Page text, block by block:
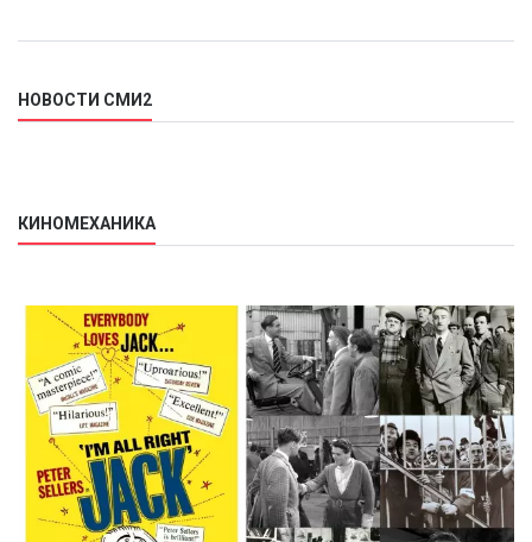
НОВОСТИ СМИ2
КИНОМЕХАНИКА